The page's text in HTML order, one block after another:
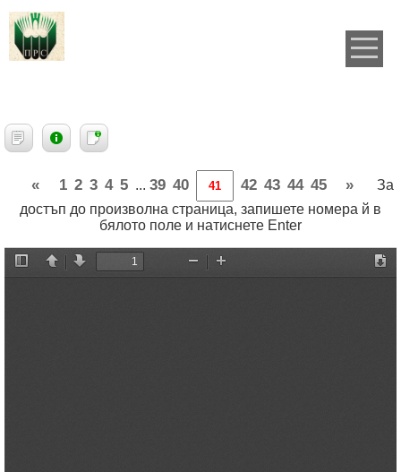
« 1 2 3 4 5 ... 39 40 42 43 44 45 »
За
достъп до произволна страница, запишете номера й в
бялото поле и натиснете Enter